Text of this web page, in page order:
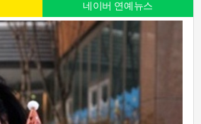
네이버 연예뉴스